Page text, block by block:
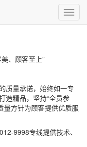
、顾客至上”
量承诺，始终如一专
造精品，坚持“全员参
量方针为顾客提供优质服
9998专线提供技术、